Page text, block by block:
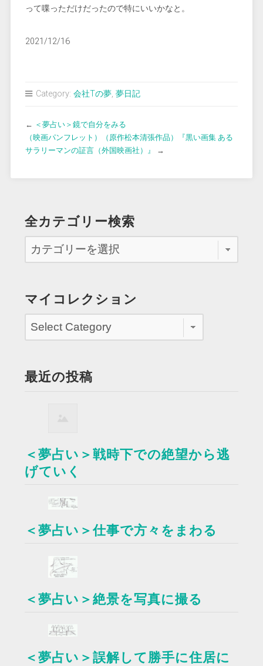
って喋っただけだったので特にいいかなと。
2021/12/16
Category: 会社Tの夢, 夢日記
← ＜夢占い＞鏡で自分をみる
（映画パンフレット）（原作松本清張作品）『黒い画集 ある
サラリーマンの証言（外国映画社）』
→
全カテゴリー検索
マイコレクション
最近の投稿
＜夢占い＞戦時下での絶望から逃
げていく
＜夢占い＞仕事で方々をまわる
＜夢占い＞絶景を写真に撮る
＜夢占い＞誤解して勝手に住居に